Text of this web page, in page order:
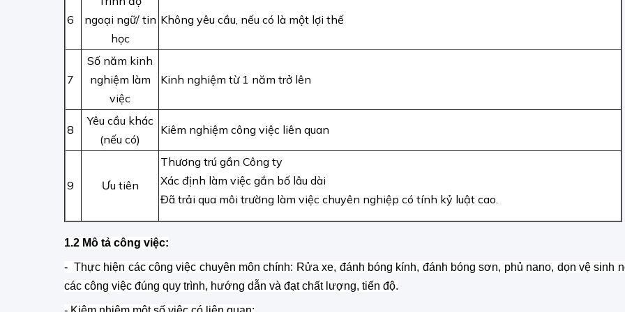
6
ngoại ngữ/ tin
học
Không yêu cầu, nếu có là một lợi thế
7
Số năm kinh
nghiệm làm
việc
Kinh nghiệm từ 1 năm trở lên
8
Yêu cầu khác
(nếu có)
Kiêm nghiệm công việc liên quan
9 Ưu tiên
Thương trú gần Công ty
Xác định làm việc gắn bố lâu dài
Đã trải qua môi trường làm việc chuyên nghiệp có tính kỷ luật cao.
1.2 Mô tả công việc:
- Thực hiện các công việc chuyên môn chính: Rửa xe, đánh bóng kính, đánh bóng sơn, phủ nano, dọn vệ sinh
các công việc đúng quy trình, hướng dẫn và đạt chất lượng, tiến độ.